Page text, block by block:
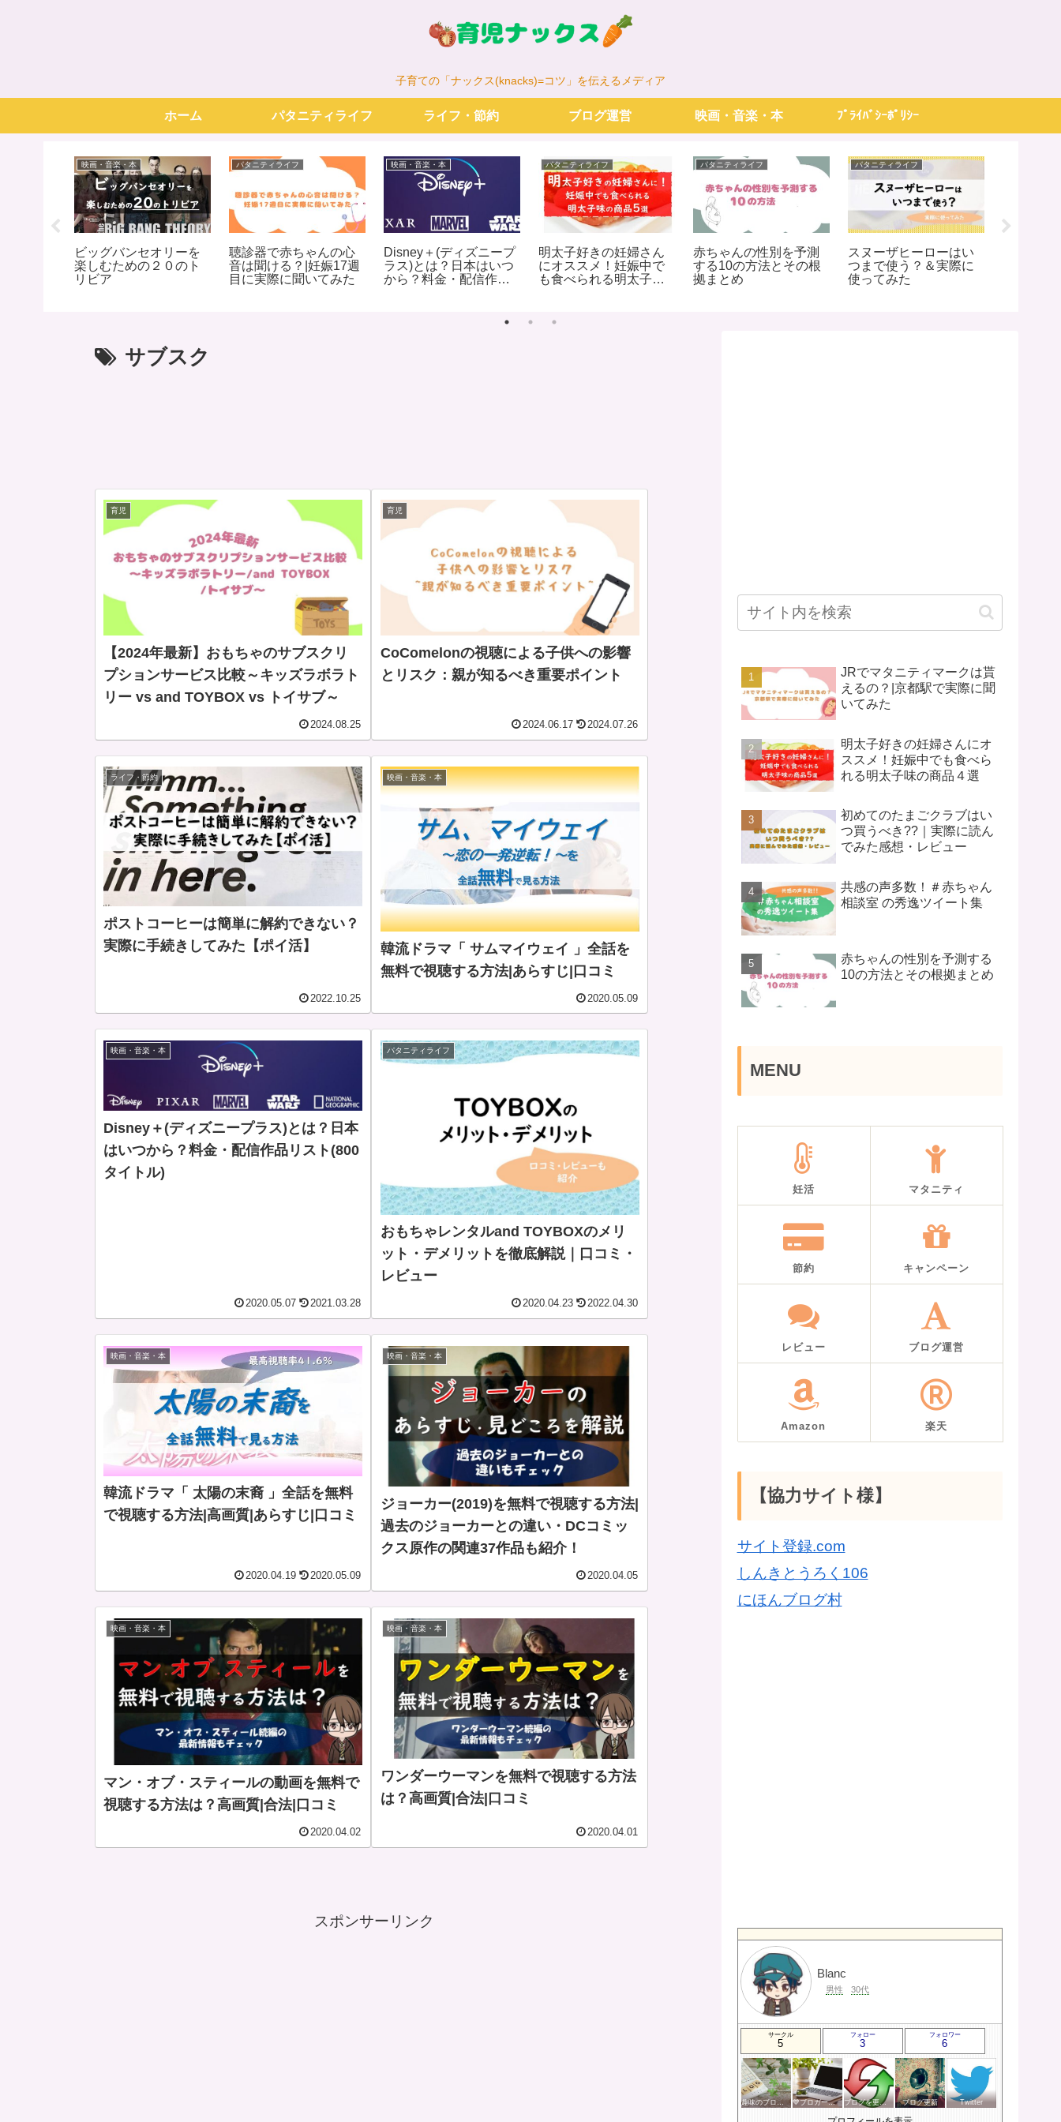
子育ての「ナックス(knacks)=コツ」を伝えるメディア
ホーム パタニティライフ ライフ・節約 ブログ運営 映画・音楽・本 ﾌﾟﾗｲﾊﾞｼｰﾎﾟﾘｼｰ
映画・音楽・本
ビッグバンセオリーを
楽しむための２０のト
リビア
パタニティライフ
聴診器で赤ちゃんの心
音は聞ける？|妊娠17週
目に実際に聞いてみた
映画・音楽・本
Disney＋(ディズニープ
ラス)とは？日本はいつ
から？料金・配信作品
パタニティライフ
明太子好きの妊婦さん
にオススメ！妊娠中で
も食べられる明太子味
パタニティライフ
赤ちゃんの性別を予測
する10の方法とその根
拠まとめ
パタニティライフ
スヌーザヒーローはい
つまで使う？＆実際に
使ってみた
サブスク
育児
【2024年最新】おもちゃのサブスクリ
プションサービス比較～キッズラボラト
リー vs and TOYBOX vs トイサブ～
2024.08.25
育児
CoComelonの視聴による子供への影響
とリスク：親が知るべき重要ポイント
2024.06.17 2024.07.26
ライフ・節約
ポストコーヒーは簡単に解約できない？
実際に手続きしてみた【ポイ活】
2022.10.25
映画・音楽・本
韓流ドラマ「 サムマイウェイ 」全話を
無料で視聴する方法|あらすじ|口コミ
2020.05.09
映画・音楽・本
Disney＋(ディズニープラス)とは？日本
はいつから？料金・配信作品リスト(800
タイトル)
2020.05.07 2021.03.28
パタニティライフ
おもちゃレンタルand TOYBOXのメリ
ット・デメリットを徹底解説｜口コミ・
レビュー
2020.04.23 2022.04.30
映画・音楽・本
韓流ドラマ「 太陽の末裔 」全話を無料
で視聴する方法|高画質|あらすじ|口コミ
2020.04.19 2020.05.09
映画・音楽・本
ジョーカー(2019)を無料で視聴する方法|
過去のジョーカーとの違い・DCコミッ
クス原作の関連37作品も紹介！
2020.04.05
映画・音楽・本
マン・オブ・スティールの動画を無料で
視聴する方法は？高画質|合法|口コミ
2020.04.02
映画・音楽・本
ワンダーウーマンを無料で視聴する方法
は？高画質|合法|口コミ
2020.04.01
スポンサーリンク
JRでマタニティマークは貰
えるの？|京都駅で実際に聞
いてみた
明太子好きの妊婦さんにオ
ススメ！妊娠中でも食べら
れる明太子味の商品４選
初めてのたまごクラブはい
つ買うべき??｜実際に読ん
でみた感想・レビュー
共感の声多数！＃赤ちゃん
相談室 の秀逸ツイート集
赤ちゃんの性別を予測する
10の方法とその根拠まとめ
MENU
妊活 マタニティ
節約 キャンペーン
レビュー ブログ運営
Amazon 楽天
【協力サイト様】
サイト登録.com
しんきとうろく106
にほんブログ村
Blanc
男性 30代
サークル
5
フォロー
3
フォロワー
6
趣味のブログを楽しむ会 💙ブロガー応援&更新報告♪💙 ブログを更新したらここで報告 ブログ更新 Twitter